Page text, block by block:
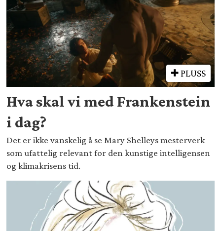
PLUSS
Hva skal vi med Frankenstein
i dag?
Det er ikke vanskelig å se Mary Shelleys mesterverk
som ufattelig relevant for den kunstige intelligensen
og klimakrisens tid.